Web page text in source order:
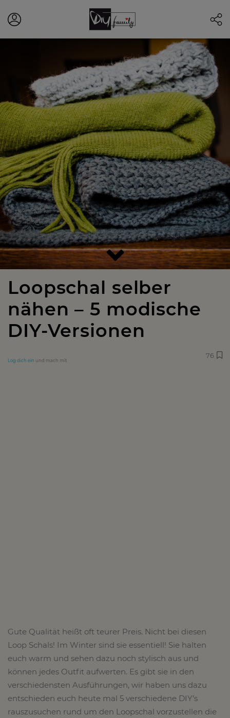
Loopschal selber
nähen – 5 modische
DIY-Versionen
Log dich ein und mach mit
76
Gute Qualität heißt oft teurer Preis. Nicht bei diesen
Loop Schals! Im Winter sind sie essentiell! Sie halten
euch warm und sehen dazu noch stylisch aus und
können jedes Outfit aufwerten. Es gibt sie in den
verschiedensten Ausführungen, wir haben uns dazu
entschieden euch heute mal 5 verschiedene DIY’s
rauszusuchen rund um den Loopschal vorzustellen die